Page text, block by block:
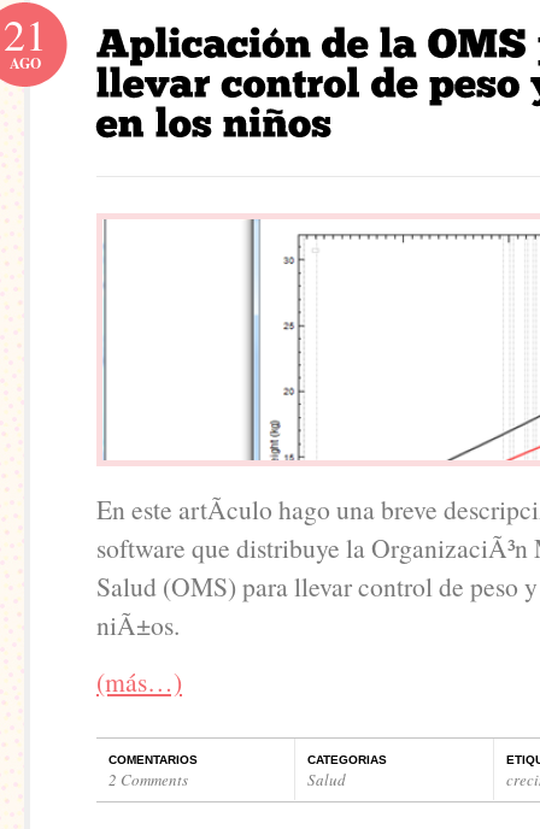
21
AGO
En este artÃ­culo hago una breve
software que distribuye la
Salud (OMS) para llevar control de peso
niÃ±os.
(más…)
COMENTARIOS
2 Comments
CATEGORIAS
Salud